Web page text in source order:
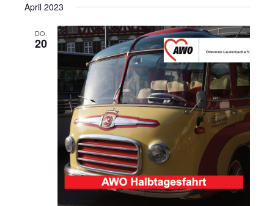
April 2023
DO.
20